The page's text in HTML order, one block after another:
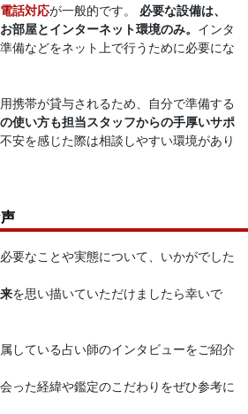
話対応が一般的です。 必要な設備は、
部屋とインターネット環境のみ。 インタ
備などをネット上で行うために必要にな
携帯が貸与されるため、自分で準備する
使い方も担当スタッフからの手厚いサポ
安を感じた際は相談しやすい環境があり
要なことや実態について、いかがでした
を思い描いていただけましたら幸いで
している占い師のインタビューをご紹介
った経緯や鑑定のこだわりをぜひ参考に